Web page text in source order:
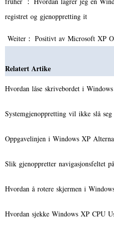
registret og gjenoppretting it
Weiter： Positivt av Microsoft XP
Relatert Artike
Hvordan låse skrivebordet i
Systemgjenoppretting vil ikke slå
Oppgavelinjen i Windows XP
Slik gjenoppretter navigasjonsfeltet
Hvordan å rotere skjermen i
Hvordan sjekke Windows XP CPU